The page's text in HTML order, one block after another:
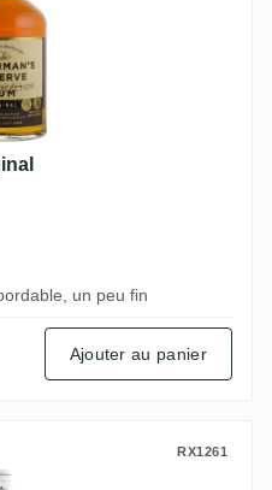
un peu fin
Ajouter au panier
Ron del Barrilito
RX1261